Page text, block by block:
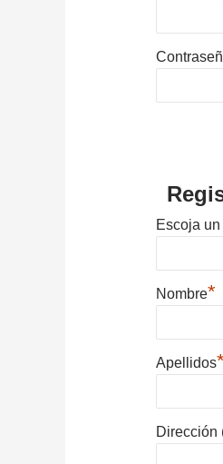
Escoja
Nombre*
Apellidos*
Dirección